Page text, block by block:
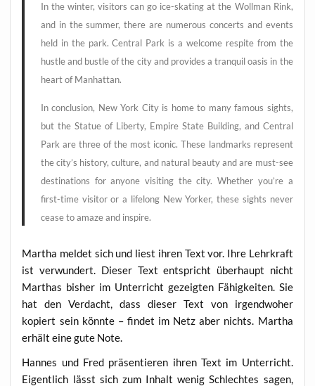
In the win­ter, visi­tors can go ice-ska­ting at the Woll­man Rink,
and in the sum­mer, the­re are num­e­rous con­certs and events
held in the park. Cen­tral Park is a wel­co­me respi­te from the
hust­le and bust­le of the city and pro­vi­des a tran­quil oasis in the
heart of Manhattan.
In con­clu­si­on, New York City is home to many famous sights,
but the Sta­tue of Liber­ty, Empire Sta­te Buil­ding, and Cen­tral
Park are three of the most ico­nic. The­se land­marks repre­sent
the city’s histo­ry, cul­tu­re, and natu­ral beau­ty and are must-see
desti­na­ti­ons for anyo­ne visi­ting the city. Whe­ther you’­re a
first-time visi­tor or a lifel­ong New Yor­ker, the­se sights never
cea­se to ama­ze and inspire.
Mar­tha mel­det sich und liest ihren Text vor. Ihre Lehr­kraft
ist ver­wun­dert. Die­ser Text ent­spricht über­haupt nicht
Mart­has bis­her im Unter­richt gezeig­ten Fähig­kei­ten. Sie
hat den Ver­dacht, dass die­ser Text von irgend­wo­her
kopiert sein könn­te – fin­det im Netz aber nichts. Mar­tha
erhält eine gute Note.
Han­nes und Fred prä­sen­tie­ren ihren Text im Unter­richt.
Eigent­lich lässt sich zum Inhalt wenig Schlech­tes sagen,